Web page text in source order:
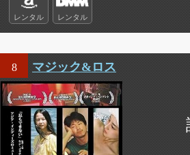
レンタル レンタル
8 マジック&ロス